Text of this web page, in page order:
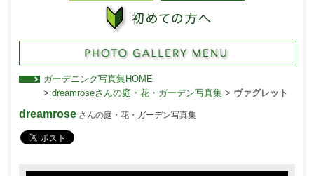
ガーデニング写真集HOME
> dreamroseさんの庭・花・ガーデン写真集> ヴァグレット
dreamroseさんの庭・花・ガーデン写真集